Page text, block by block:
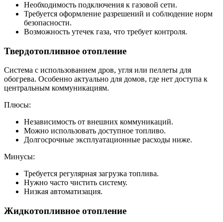
Необходимость подключения к газовой сети.
Требуется оформление разрешений и соблюдение норм
безопасности.
Возможность утечек газа, что требует контроля.
Твердотопливное отопление
Система с использованием дров, угля или пеллеты для
обогрева. Особенно актуально для домов, где нет доступа к
центральным коммуникациям.
Плюсы:
Независимость от внешних коммуникаций.
Можно использовать доступное топливо.
Долгосрочные эксплуатационные расходы ниже.
Минусы:
Требуется регулярная загрузка топлива.
Нужно часто чистить систему.
Низкая автоматизация.
Жидкотопливное отопление